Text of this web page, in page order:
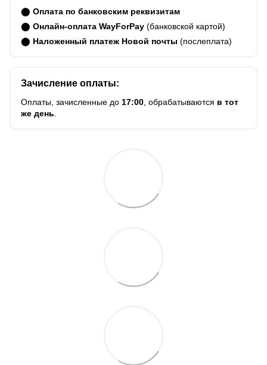
⬤ Оплата по банковским реквизитам
⬤ Онлайн-оплата WayForPay (банковской картой)
⬤ Наложенный платеж Новой почты (послеплата)
Зачисление оплаты:
Оплаты, зачисленные до 17:00 , обрабатываются в тот
же день